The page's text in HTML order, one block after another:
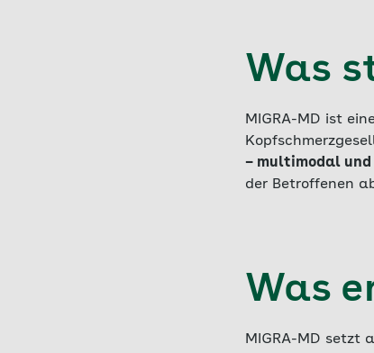
Was
MIGRA-MD ist
– multimodal
der Betroffenen
Was
MIGRA-MD setzt